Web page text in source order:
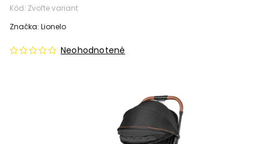
Kód: Zvoľte variant
Neohodnotené
Značka: Lionelo